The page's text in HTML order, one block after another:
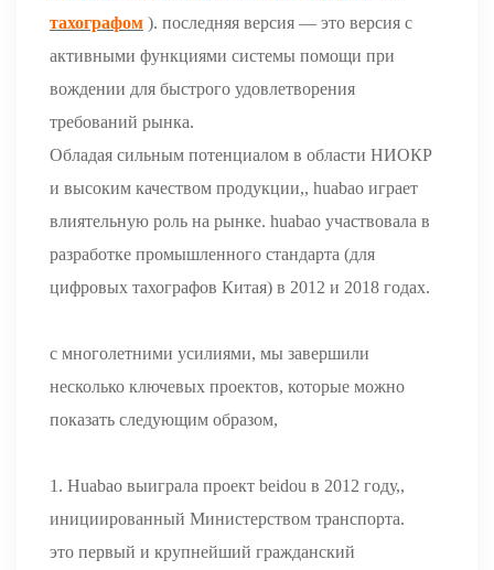
тахографом ). последняя версия — это версия с
активными функциями системы помощи при
вождении для быстрого удовлетворения
требований рынка.
Обладая сильным потенциалом в области НИОКР
и высоким качеством продукции,, huabao играет
влиятельную роль на рынке. huabao участвовала в
разработке промышленного стандарта (для
цифровых тахографов Китая) в 2012 и 2018 годах.
с многолетними усилиями, мы завершили
несколько ключевых проектов, которые можно
показать следующим образом,
1. Huabao выиграла проект beidou в 2012 году,,
инициированный Министерством транспорта.
это первый и крупнейший гражданский